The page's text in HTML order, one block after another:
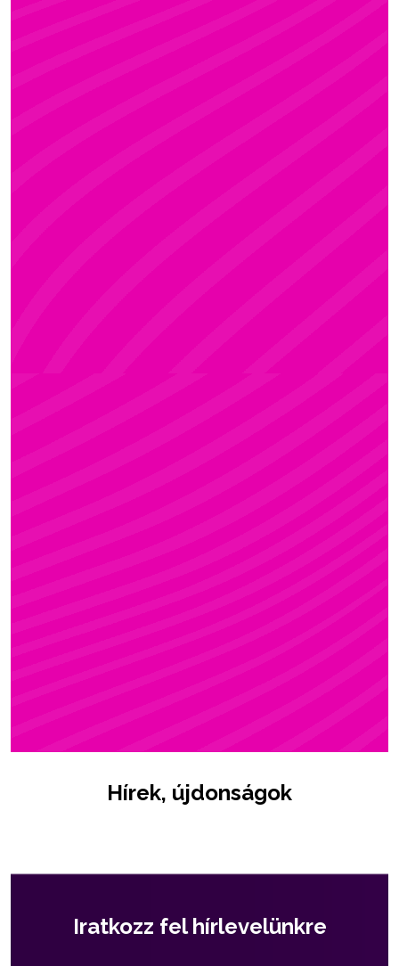
Hírek, újdonságok
Iratkozz fel hírlevelünkre